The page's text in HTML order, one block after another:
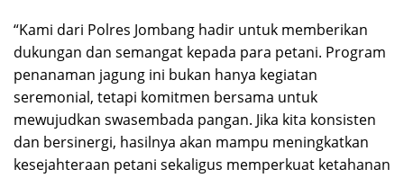
“Kami dari Polres Jombang hadir untuk memberikan
dukungan dan semangat kepada para petani. Program
penanaman jagung ini bukan hanya kegiatan
seremonial, tetapi komitmen bersama untuk
mewujudkan swasembada pangan. Jika kita konsisten
dan bersinergi, hasilnya akan mampu meningkatkan
kesejahteraan petani sekaligus memperkuat ketahanan